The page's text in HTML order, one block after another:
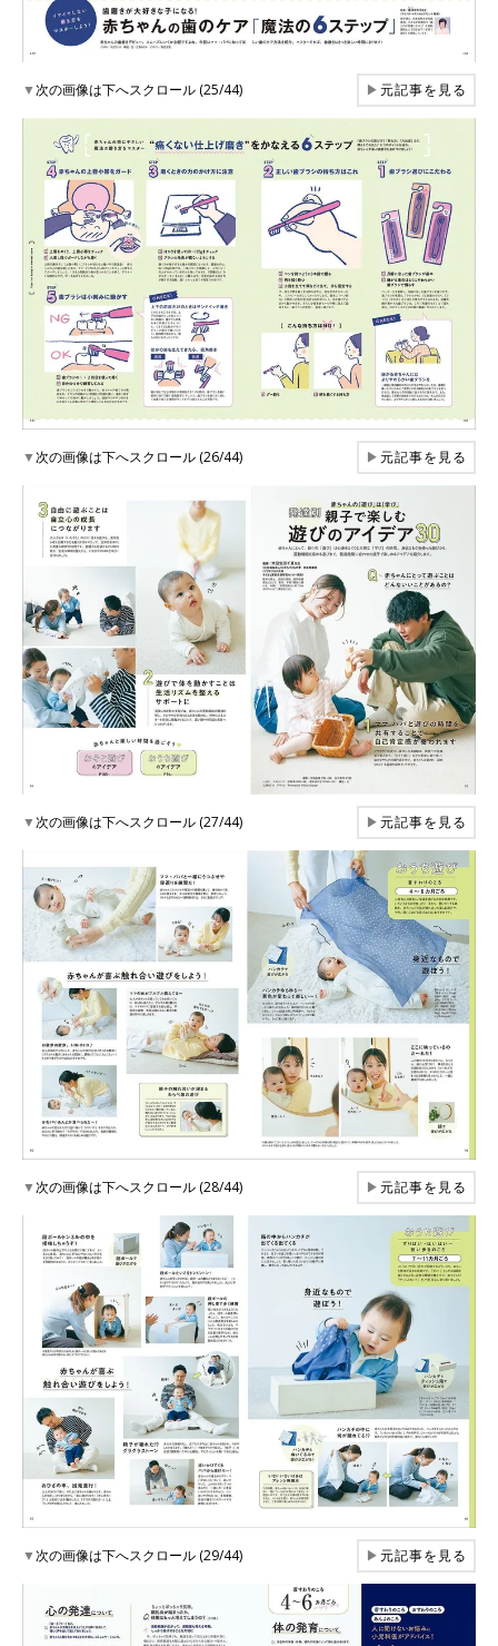
▼次の画像は下へスクロール (25/44) ▶元記事を見る
▼次の画像は下へスクロール (26/44) ▶元記事を見る
▼次の画像は下へスクロール (27/44) ▶元記事を見る
▼次の画像は下へスクロール (28/44) ▶元記事を見る
▼次の画像は下へスクロール (29/44) ▶元記事を見る